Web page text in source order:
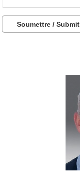
Soumettre / Submit